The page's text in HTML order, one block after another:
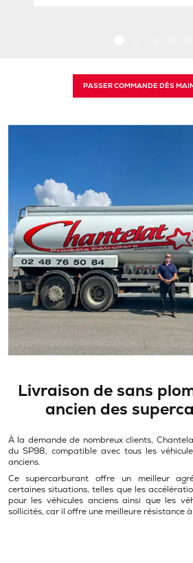
PASSER COMMANDE DÈS
Livraison de sans
ancien des
À la demande de nombreux clients,
du SP98, compatible avec tous les
anciens.
Ce supercarburant offre un meilleur
certaines situations, telles que les
pour les véhicules anciens ainsi que les
sollicités, car il offre une meilleure résistance